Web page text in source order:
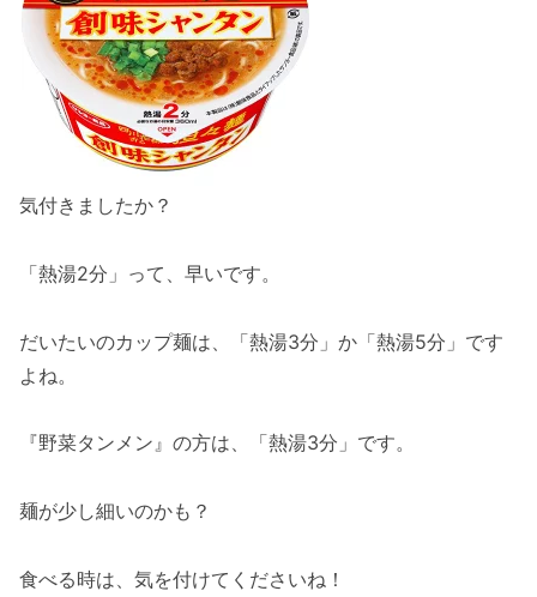
気付きましたか？
「熱湯2分」って、早いです。
だいたいのカップ麺は、「熱湯3分」か「熱湯5分」です
よね。
『野菜タンメン』の方は、「熱湯3分」です。
麺が少し細いのかも？
食べる時は、気を付けてくださいね！